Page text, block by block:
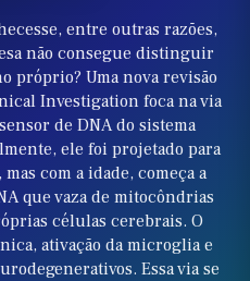
entre outras razões,
não consegue distinguir
próprio? Uma nova revisão
Investigation foca na via
de DNA do sistema
ele foi projetado para
com a idade, começa a
que vaza de mitocôndrias
células cerebrais. O
ativação da microglia e
Essa via se